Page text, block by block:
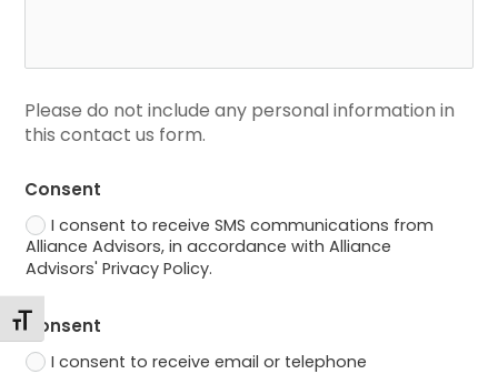
Changer la taille de la police
Please do not include any personal information in
this contact us form.
Consent
I consent to receive SMS communications from
Alliance Advisors, in accordance with Alliance
Advisors' Privacy Policy.
Consent
I consent to receive email or telephone